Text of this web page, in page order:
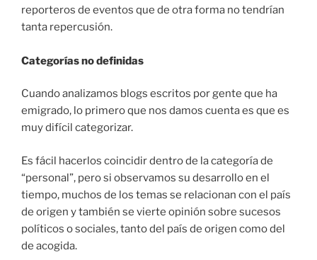
reporteros de eventos que de otra forma no tendrían
tanta repercusión.
Categorías no definidas
Cuando analizamos blogs escritos por gente que ha
emigrado, lo primero que nos damos cuenta es que es
muy difícil categorizar.
Es fácil hacerlos coincidir dentro de la categoría de
“personal”, pero si observamos su desarrollo en el
tiempo, muchos de los temas se relacionan con el país
de origen y también se vierte opinión sobre sucesos
políticos o sociales, tanto del país de origen como del
de acogida.